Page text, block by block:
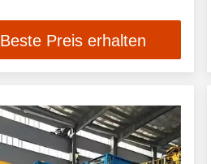
Beste Preis erhalten